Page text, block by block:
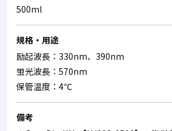
500ml
規格・用途
励起波長：330nm、390nm
蛍光波長：570nm
保管温度：4℃
備考